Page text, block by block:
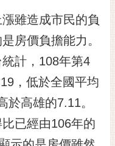
雖造成市民的負
房價負擔能力。
計，108年第4
，低於全國平均
於高雄的7.11。
已經由106年的